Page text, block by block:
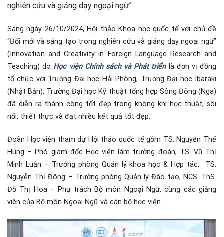
nghiên cứu và giảng dạy ngoại ngữ”
Sáng ngày 26/10/2024, Hội thảo Khoa học quốc tế với chủ đề
“Đổi mới và sáng tạo trong nghiên cứu và giảng dạy ngoại ngữ”
(Innovation and Creativity in Foreign Language Research and
Teaching) do Học viện Chính sách và Phát triểnlà đơn vị đồng
tổ chức với Trường Đại học Hải Phòng, Trường Đại học Ibaraki
(Nhật Bản), Trường Đại học Kỹ thuật tổng hợp Sông Đông (Nga)
đã diễn ra thành công tốt đẹp trong không khí học thuật, sôi
nổi, thiết thực và đạt nhiều kết quả tốt đẹp.
Đoàn Học viện tham dự Hội thảo quốc tế gồm TS. Nguyễn Thế
Hùng – Phó giám đốc Học viện làm trưởng đoàn, TS. Vũ Thị
Minh Luận – Trưởng phòng Quản lý khoa học & Hợp tác, TS.
Nguyễn Thị Đông – Trưởng phòng Quản lý Đào tạo, NCS. ThS.
Đỗ Thị Hoa – Phụ trách Bộ môn Ngoại Ngữ, cùng các giảng
viên của Bộ môn Ngoại Ngữ và cán bộ học viện.